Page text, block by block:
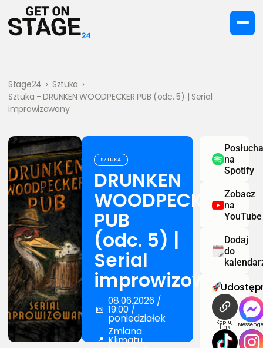
Stage24 › Sztuka ›
Sztuka - DRUNKEN WOODPECKER PUB (odc. 5) | Serial
improwizowany
SZTUKA
DRUNKEN
WOODPECKER
PUB
(odc. 5) |
Serial
improwizowany
📅
08.06.2026 /
19:00 /
poniedziałek
📍
Zmiana
Klimatu,
na
Spotify
Zobacz
na
YouTube
Dodaj
do
Kopiuj
link